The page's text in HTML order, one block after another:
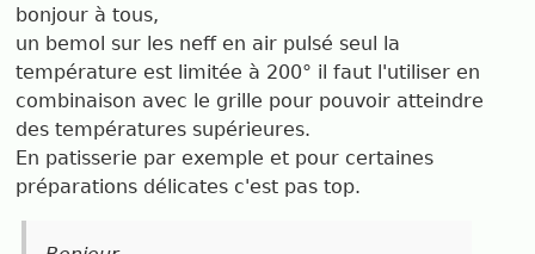
bonjour à tous,
un bemol sur les neff en air pulsé seul la
température est limitée à 200° il faut l'utiliser en
combinaison avec le grille pour pouvoir atteindre
des températures supérieures.
En patisserie par exemple et pour certaines
préparations délicates c'est pas top.